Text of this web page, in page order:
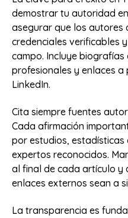
demostrar tu autoridad
asegurar que los autores
credenciales verificables
campo. Incluye
profesionales y enlaces
LinkedIn.
Cita siempre fuentes
Cada afirmación
por estudios,
expertos reconocidos.
al final de cada artículo y
enlaces externos sean a
La transparencia es